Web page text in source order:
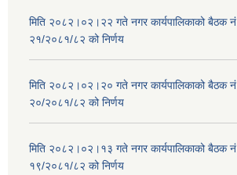
मिति २०८२।०२।२२ गते नगर कार्यपालिकाको बैठक नं.
२१/२०८१/८२ को निर्णय
मिति २०८२।०२।२० गते नगर कार्यपालिकाको बैठक नं.
२०/२०८१/८२ को निर्णय
मिति २०८२।०२।१३ गते नगर कार्यपालिकाको बैठक नं.
१९/२०८१/८२ को निर्णय